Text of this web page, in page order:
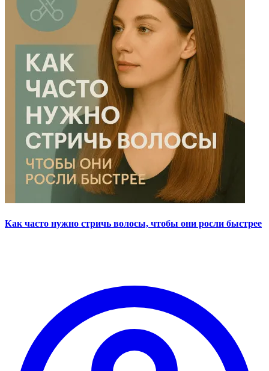
Как часто нужно стричь волосы, чтобы они росли быстрее